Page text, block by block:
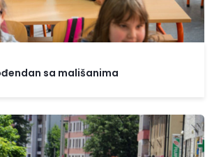
sa mališanima